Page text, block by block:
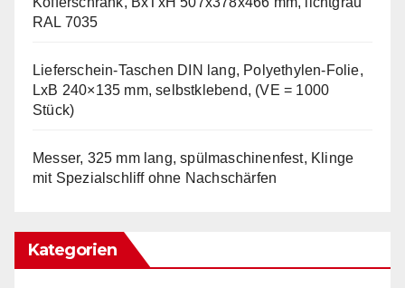
RAL 7035
Lieferschein-Taschen DIN lang, Polyethylen-Folie,
LxB 240×135 mm, selbstklebend, (VE = 1000
Stück)
Messer, 325 mm lang, spülmaschinenfest, Klinge
mit Spezialschliff ohne Nachschärfen
Kategorien